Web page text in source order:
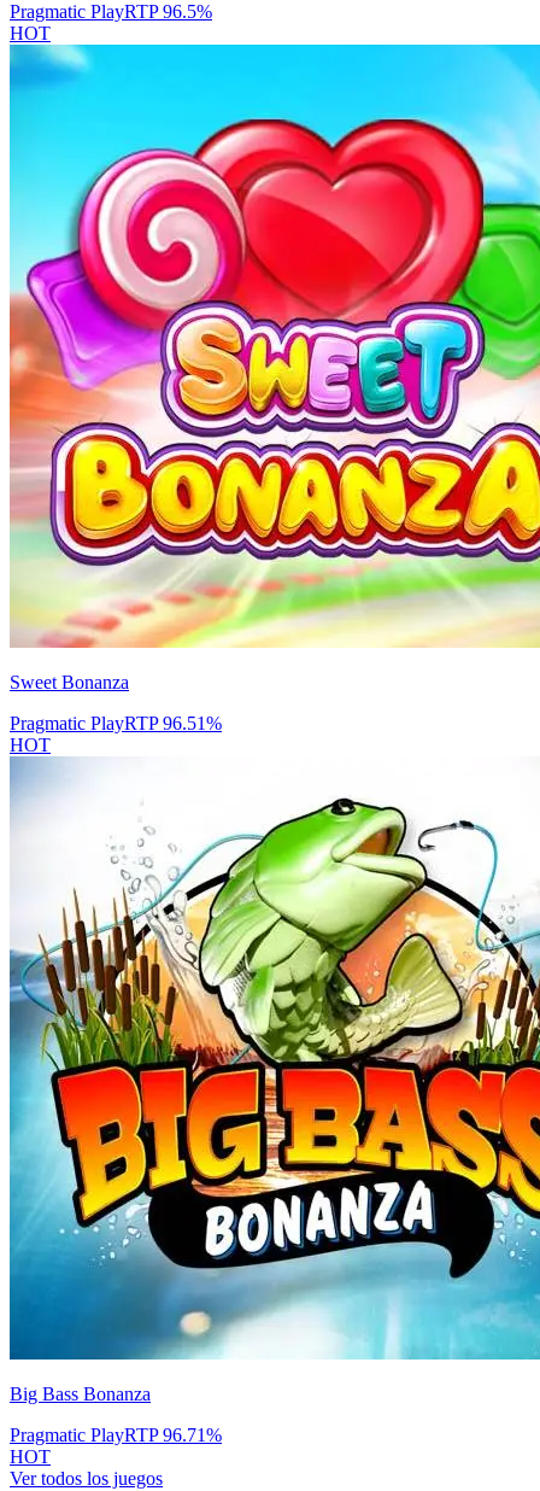
Pragmatic PlayRTP96.5%
HOT
Sweet Bonanza
Pragmatic PlayRTP96.51%
HOT
Big Bass Bonanza
Pragmatic PlayRTP96.71%
HOT
Ver todos los juegos